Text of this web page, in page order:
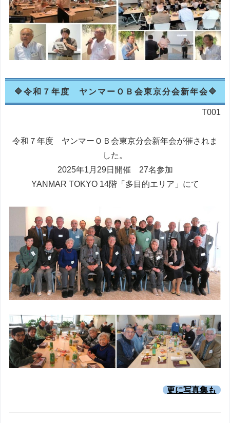
令和７年度 ヤンマーＯＢ会東京分会新年会
T001
令和７年度 ヤンマーＯＢ会東京分会新年会が催されま
した。
2025年1月29日開催 27名参加
YANMAR TOKYO 14階「多目的エリア」にて
更に写真集も